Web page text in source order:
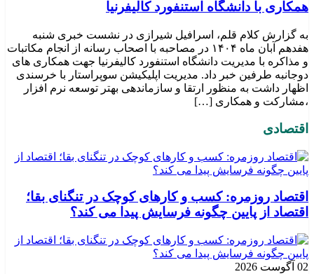
همکاری با دانشگاه استنفورد کالیفرنیا
به گزارش کلام قلم، اسرافیل شیرازی در نشست خبری شنبه
هفدهم آبان ماه ۱۴۰۴ در مصاحبه با اصحاب رسانه از انجام مکاتبات
و مذاکره با مدیریت دانشگاه استنفورد کالیفرنیا جهت همکاری های
دوجانبه طرفین خبر داد. مدیریت اپلیکیشن سوپراستار با خرسندی
اظهار داشت به منظور ارتقا و سازماندهی بهتر توسعه نرم افزار
،مشارکت و همکاری […]
اقتصادی
اقتصاد روزمره: کسب‌ و کارهای کوچک در تنگنای بقا؛
اقتصاد از پایین چگونه فرسایش پیدا می کند؟
02 آگوست 2026